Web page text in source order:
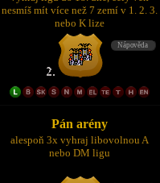
nesmíš mít více než 7 zemí v 1. 2. 3.
nebo K lize
Pán arény
alespoň 3x vyhraj libovolnou A
nebo DM ligu